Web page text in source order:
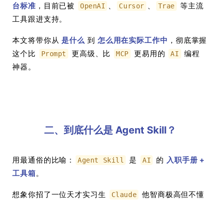
台标准 ，目前已被 OpenAI Cursor Trae
等主流
工具跟进支持。
本文将带你从是什么 到 怎么用在实际工作中 ，彻底掌握
这个比
Prompt 更高级、比 MCP 更易用的 AI
编程
神器。
二、到底什么是 Agent Skill？
用最通俗的比喻： Agent Skill 是 AI 的 入职手册 +
工具箱。
想象你招了一位天才实习生 Claude
他智商极高但不懂